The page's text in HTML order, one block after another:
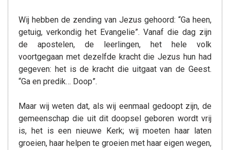
Wij hebben de zending van Jezus gehoord: “Ga heen,
getuig, verkondig het Evangelie”. Vanaf die dag zijn
de apostelen, de leerlingen, het hele volk
voortgegaan met dezelfde kracht die Jezus hun had
gegeven: het is de kracht die uitgaat van de Geest.
“Ga en predik… Doop”.
Maar wij weten dat, als wij eenmaal gedoopt zijn, de
gemeenschap die uit dit doopsel geboren wordt vrij
is, het is een nieuwe Kerk; wij moeten haar laten
groeien, haar helpen te groeien met haar eigen wegen,